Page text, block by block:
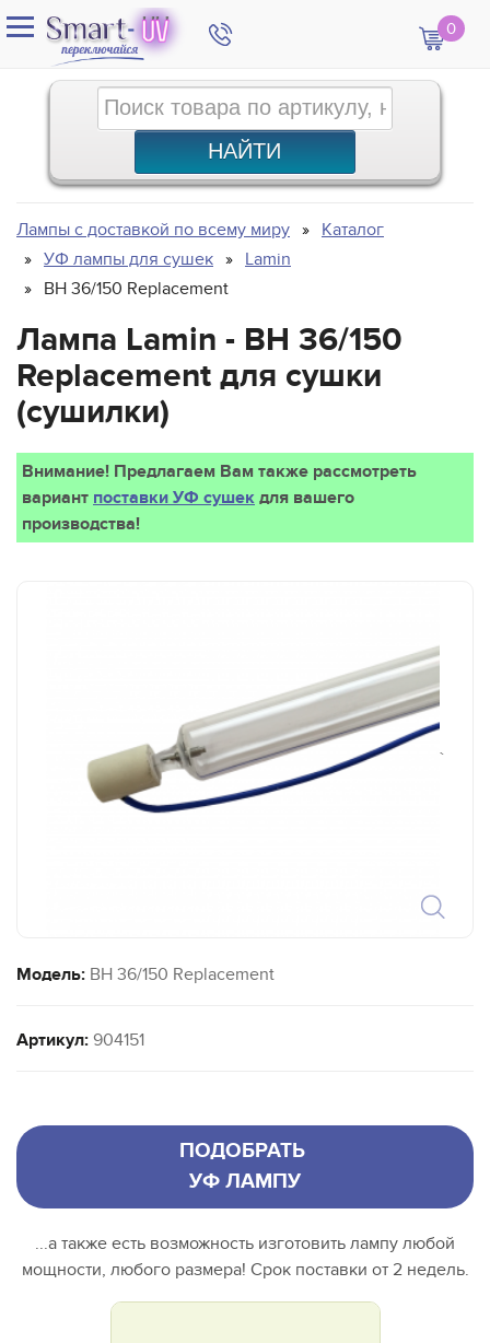
0
Лампы с доставкой по всему миру
Каталог
УФ лампы для сушек
Lamin
BH 36/150 Replacement
Лампа Lamin - BH 36/150
Replacement для сушки
(сушилки)
Внимание! Предлагаем Вам также рассмотреть
вариант поставки УФ сушек для вашего
производства!
`
Модель: BH 36/150 Replacement
Артикул: 904151
ПОДОБРАТЬ
УФ ЛАМПУ
...а также есть возможность изготовить лампу любой
мощности, любого размера! Срок поставки от 2 недель.